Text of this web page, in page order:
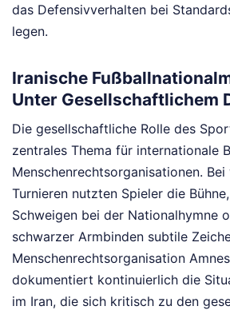
das Defensivverhalten bei
legen.
Iranische
Unter Gesellschaftlichem
Die gesellschaftliche Rolle des
zentrales Thema für internationale
Menschenrechtsorganisationen.
Turnieren nutzten Spieler die
Schweigen bei der Nationalhymne
schwarzer Armbinden subtile
Menschenrechtsorganisation
dokumentiert kontinuierlich die
im Iran, die sich kritisch zu den